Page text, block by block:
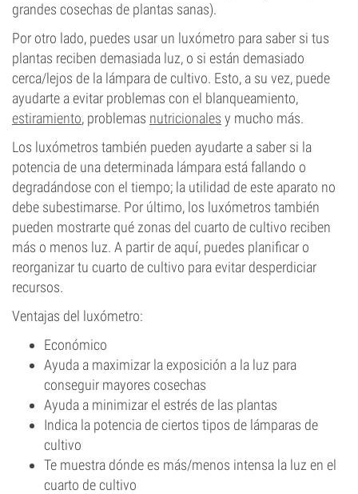
grandes cosechas de plantas sanas).
Por otro lado, puedes usar un luxómetro para saber si tus
plantas reciben demasiada luz, o si están demasiado
cerca/lejos de la lámpara de cultivo. Esto, a su vez, puede
ayudarte a evitar problemas con el blanqueamiento,
estiramiento, problemas nutricionales y mucho más.
Los luxómetros también pueden ayudarte a saber si la
potencia de una determinada lámpara está fallando o
degradándose con el tiempo; la utilidad de este aparato no
debe subestimarse. Por último, los luxómetros también
pueden mostrarte qué zonas del cuarto de cultivo reciben
más o menos luz. A partir de aquí, puedes planificar o
reorganizar tu cuarto de cultivo para evitar desperdiciar
recursos.
Ventajas del luxómetro:
Económico
Ayuda a maximizar la exposición a la luz para
conseguir mayores cosechas
Ayuda a minimizar el estrés de las plantas
Indica la potencia de ciertos tipos de lámparas de
cultivo
Te muestra dónde es más/menos intensa la luz en el
cuarto de cultivo